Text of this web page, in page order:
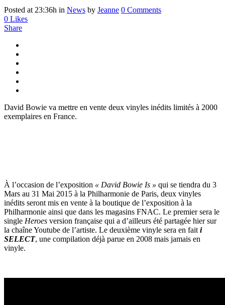
Posted at 23:36h in News by Jeanne 0 Comments
0 Likes
Share
David Bowie va mettre en vente deux vinyles inédits limités à 2000
exemplaires en France.
À l’occasion de l’exposition « David Bowie Is » qui se tiendra du 3
Mars au 31 Mai 2015 à la Philharmonie de Paris, deux vinyles
inédits seront mis en vente à la boutique de l’exposition à la
Philharmonie ainsi que dans les magasins FNAC. Le premier sera le
single Heroes version française qui a d’ailleurs été partagée hier sur
la chaîne Youtube de l’artiste. Le deuxième vinyle sera en fait i
SELECT, une compilation déjà parue en 2008 mais jamais en
vinyle.